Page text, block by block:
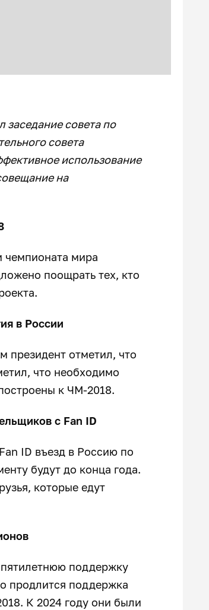
совета по
совета
использование
на
чемпионата мира
поощрать тех, кто
в России
президент отметил, что
что необходимо
к ЧМ-2018.
с Fan ID
ID въезд в Россию по
будут до конца года.
которые едут
поддержку
продлится поддержка
К 2024 году они были